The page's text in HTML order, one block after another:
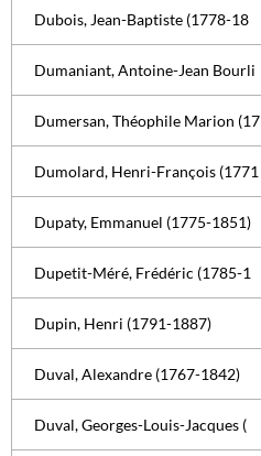
Dubois, Jean-Baptiste (1778-18
Dumaniant, Antoine-Jean Bourli
Dumersan, Théophile Marion (17
Dumolard, Henri-François (1771
Dupaty, Emmanuel (1775-1851)
Dupetit-Méré, Frédéric (1785-1
Dupin, Henri (1791-1887)
Duval, Alexandre (1767-1842)
Duval, Georges-Louis-Jacques (